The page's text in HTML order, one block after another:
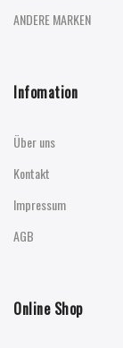
ANDERE MARKEN
Infomation
Über uns
Kontakt
Impressum
AGB
Online Shop